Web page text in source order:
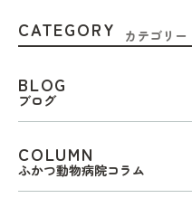
CATEGORY カテゴリー
BLOG
ブログ
COLUMN
ふかつ動物病院コラム